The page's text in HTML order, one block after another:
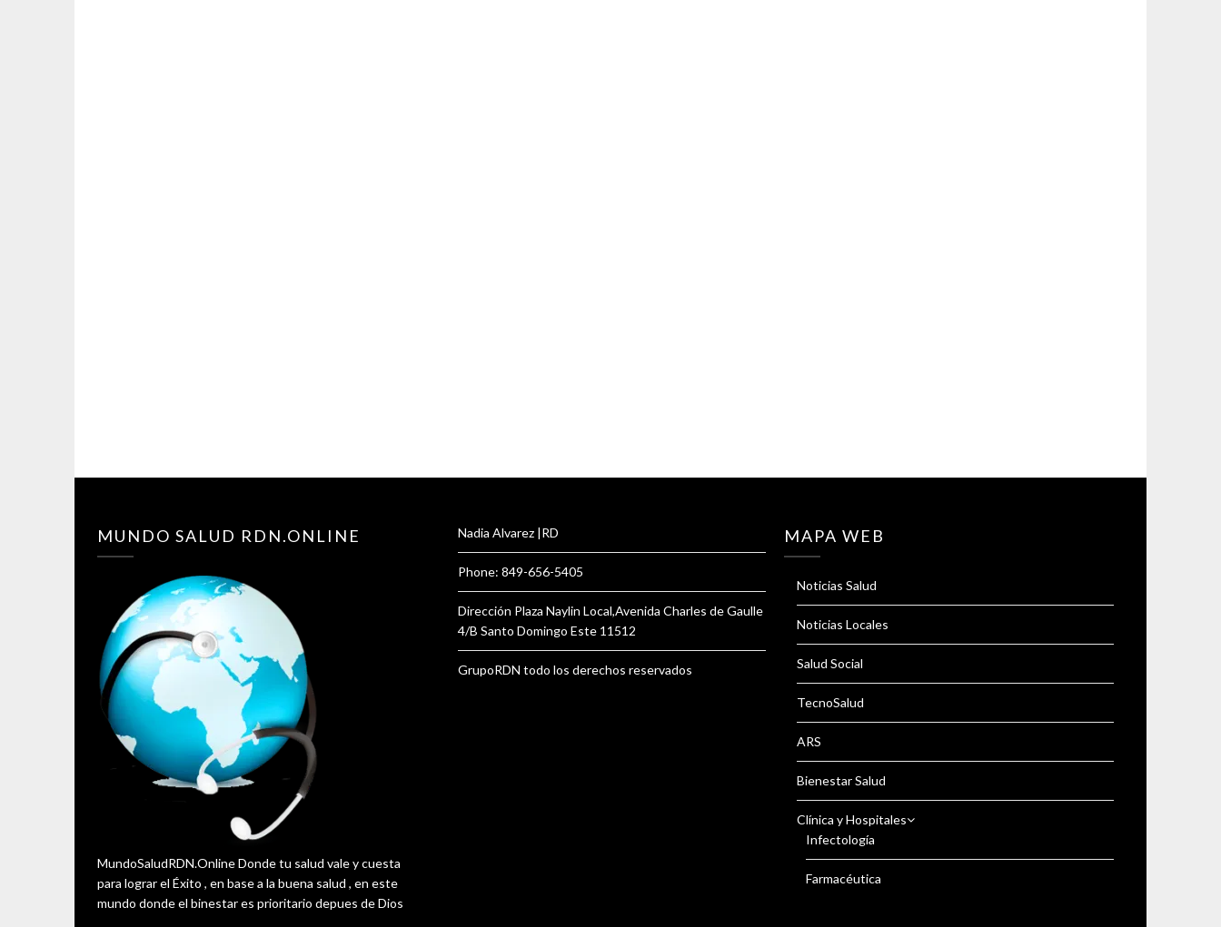
MUNDO SALUD RDN.ONLINE
MundoSaludRDN.Online Donde tu salud vale y cuesta
para lograr el Éxito , en base a la buena salud , en este
mundo donde el binestar es prioritario depues de Dios
Nadia Alvarez |RD
Phone: 849-656-5405
Dirección Plaza Naylin Local,Avenida Charles de Gaulle
4/B Santo Domingo Este 11512
GrupoRDN todo los derechos reservados
MAPA WEB
Noticias Salud
Noticias Locales
Salud Social
TecnoSalud
ARS
Bienestar Salud
Clínica y Hospitales
Infectología
Farmacéutica